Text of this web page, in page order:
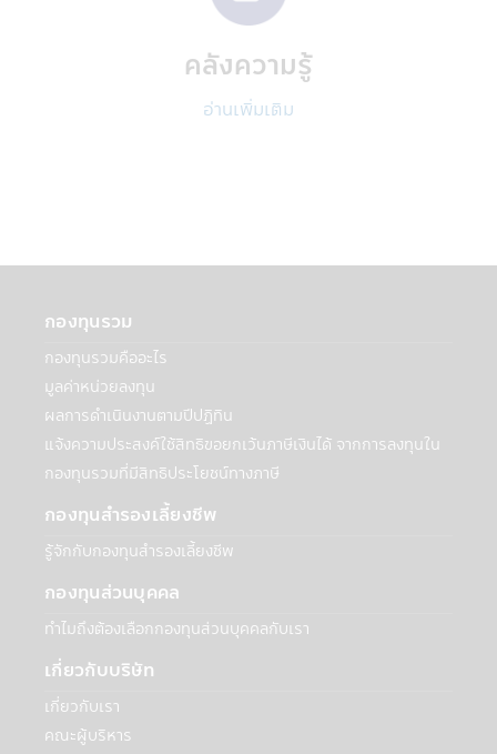
บริการภายนอกที่ให้บริการกับบริษัทฯ
• ผู้ให้บริการภายนอกเหล่านี้อาจเป็นผู้ให้
บริการแก่ท่าน เช่น ให้บริการยืนยันตัวตนของ
• ผู้บริการภายนอกบริษัทฯ เช่น ผู้ให้บริการ
กบริษัทฯเพื่อช่วยการบริการจัดการเงินลงทุน
ของท่าน
• เมื่อต้องเปิดเผยตามที่กฎหมายกำหนด เช่น
กรมสรรพากร, ผู้ควบคุมกฎระเบียบ เช่น
สำนักงานคณะกรรมการหลักทรัพย์และ
ตลาดหลักทรัพย์ (กลต.)
• สถาบันการเงินอื่นๆ ที่บริษัทฯได้ร่วมเป็น
บริการ: บริษัทฯอาจเปิดเผยข้อมูลส่วนบุคคลกับ
สถาบันการเงินอื่นๆ ที่เป็นพันธมิตรเพื่อร่วมกัน
Synchrony ที่เกี่ยวข้องกับบัญชีธนาคารของ
ท่านในกรณีที่ต้องการโอนเงินจากบัญชีของท่าน
หรือเข้าบัญชีของเท่าน สถาบันการเงินเหล่านี้
อาจใช้ข้อมูลนี้เฉพาะเพื่อทำการตลาดและนำ
• การจัดทำข้อมูลสถิติที่รวบรวมไว้กับบุคคล
ภายนอก รวมถึงธุรกิจอื่นๆ และประชาชนทั่วไป
คลังความรู้
อ่านเพิ่มเติม
กองทุนรวม
กองทุนรวมคืออะไร
มูลค่าหน่วยลงทุน
ผลการดำเนินงานตามปีปฏิทิน
แจ้งความประสงค์ใช้สิทธิขอยกเว้นภาษีเงินได้ จากการลงทุนใน
กองทุนรวมที่มีสิทธิประโยชน์ทางภาษี
กองทุนสำรองเลี้ยงชีพ
รู้จักกับกองทุนสำรองเลี้ยงชีพ
กองทุนส่วนบุคคล
ทำไมถึงต้องเลือกกองทุนส่วนบุคคลกับเรา
เกี่ยวกับบริษัท
เกี่ยวกับเรา
คณะผู้บริหาร